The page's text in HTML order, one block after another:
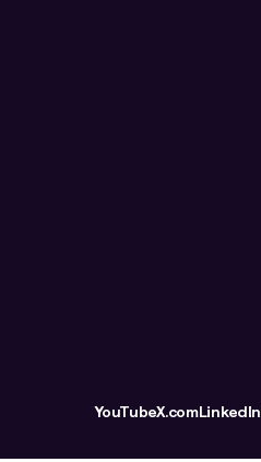
YouTubeX.comLinkedIn